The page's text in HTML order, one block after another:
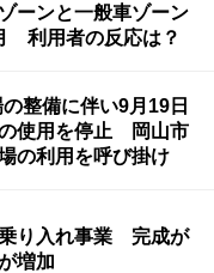
ーンと一般車ゾーン
利用者の反応は？
整備に伴い9月19日
使用を停止 岡山市
の利用を呼び掛け
り入れ事業 完成が
増加